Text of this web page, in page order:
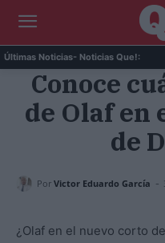
Últimas Noticias- Noticias Que!:
debes desactivar hoy mis...
Conoce
de Olaf en
de
Por Victor Eduardo García -
¿Olaf en el nuevo corto